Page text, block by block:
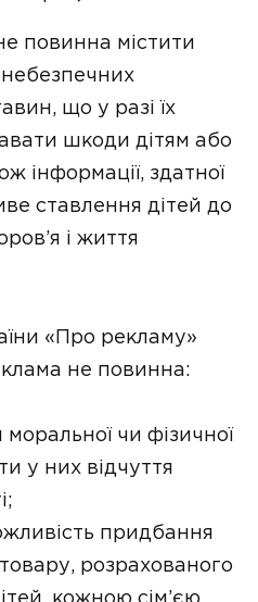
повинна містити
що у разі їх
шкоди дітям або
інформації, здатної
ставлення дітей до
і життя
«Про рекламу»
не повинна:
моральної чи фізичної
у них відчуття
придбання
розрахованого